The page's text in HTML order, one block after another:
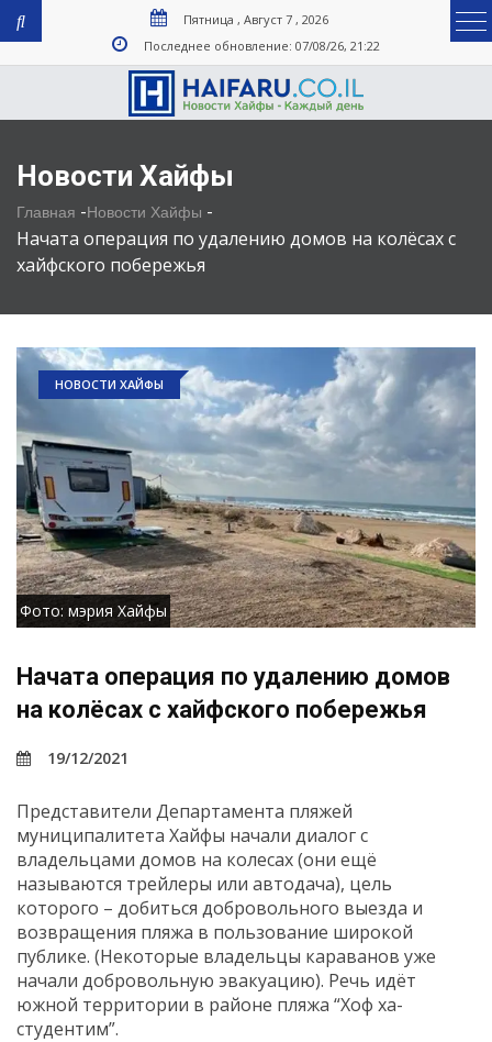
Пятница , Август 7 , 2026
Последнее обновление: 07/08/26, 21:22
Новости Хайфы
Главная -Новости Хайфы -
Начата операция по удалению домов на колёсах с
хайфского побережья
НОВОСТИ ХАЙФЫ
Фото: мэрия Хайфы
Начата операция по удалению домов
на колёсах с хайфского побережья
19/12/2021
Представители Департамента пляжей
муниципалитета Хайфы начали диалог с
владельцами домов на колесах (они ещё
называются трейлеры или автодача), цель
которого – добиться добровольного выезда и
возвращения пляжа в пользование широкой
публике. (Некоторые владельцы караванов уже
начали добровольную эвакуацию). Речь идёт
южной территории в районе пляжа “Хоф ха-
студентим”.